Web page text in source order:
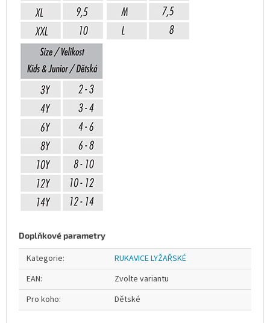
Doplňkové parametry
Kategorie:
RUKAVICE LYŽAŘSKÉ
EAN:
Zvolte variantu
Pro koho: Dětské